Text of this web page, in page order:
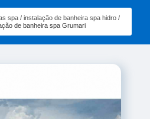
spa
instalação de banheira spa hidro
de banheira spa Grumari